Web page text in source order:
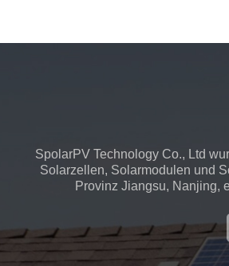
SpolarPV Technology Co., Ltd
Solarzellen, Solarmodulen und
Provinz Jiangsu, Nanjing,